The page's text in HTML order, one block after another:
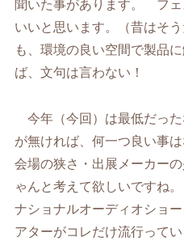
聞いた事があります。 フェ
いいと思います。（昔はそ
も、環境の良い空間で製品
ば、文句は言わない！
今年（今回）は最低だっ
が無ければ、何一つ良い
会場の狭さ・出展メーカー
ゃんと考えて欲しいですね
ナショナルオーディオシ
アターがコレだけ流行って